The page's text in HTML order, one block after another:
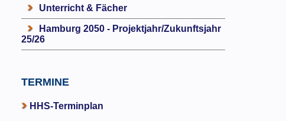
Unterricht & Fächer
Hamburg 2050 - Projektjahr/Zukunftsjahr
25/26
TERMINE
HHS-Terminplan